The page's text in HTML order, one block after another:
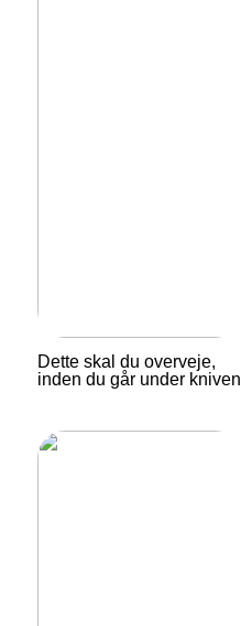
Dette skal du overveje,
inden du går under kniven